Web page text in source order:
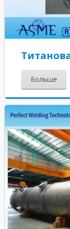
Больше